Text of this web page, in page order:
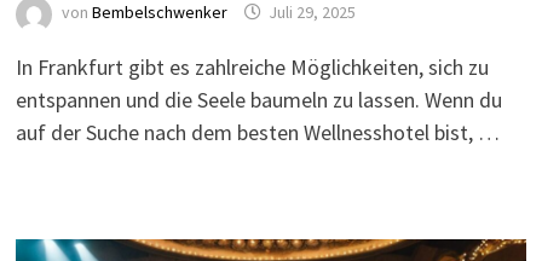
von Bembelschwenker Juli 29, 2025
In Frankfurt gibt es zahlreiche Möglichkeiten, sich zu
entspannen und die Seele baumeln zu lassen. Wenn du
auf der Suche nach dem besten Wellnesshotel bist, …